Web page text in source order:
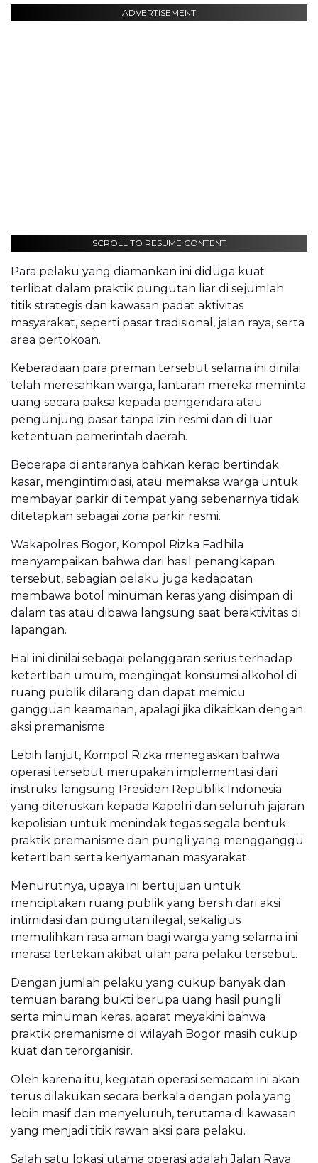
ADVERTISEMENT
SCROLL TO RESUME CONTENT
Para pelaku yang diamankan ini diduga kuat
terlibat dalam praktik pungutan liar di sejumlah
titik strategis dan kawasan padat aktivitas
masyarakat, seperti pasar tradisional, jalan raya, serta
area pertokoan.
Keberadaan para preman tersebut selama ini dinilai
telah meresahkan warga, lantaran mereka meminta
uang secara paksa kepada pengendara atau
pengunjung pasar tanpa izin resmi dan di luar
ketentuan pemerintah daerah.
Beberapa di antaranya bahkan kerap bertindak
kasar, mengintimidasi, atau memaksa warga untuk
membayar parkir di tempat yang sebenarnya tidak
ditetapkan sebagai zona parkir resmi.
Wakapolres Bogor, Kompol Rizka Fadhila
menyampaikan bahwa dari hasil penangkapan
tersebut, sebagian pelaku juga kedapatan
membawa botol minuman keras yang disimpan di
dalam tas atau dibawa langsung saat beraktivitas di
lapangan.
Hal ini dinilai sebagai pelanggaran serius terhadap
ketertiban umum, mengingat konsumsi alkohol di
ruang publik dilarang dan dapat memicu
gangguan keamanan, apalagi jika dikaitkan dengan
aksi premanisme.
Lebih lanjut, Kompol Rizka menegaskan bahwa
operasi tersebut merupakan implementasi dari
instruksi langsung Presiden Republik Indonesia
yang diteruskan kepada Kapolri dan seluruh jajaran
kepolisian untuk menindak tegas segala bentuk
praktik premanisme dan pungli yang mengganggu
ketertiban serta kenyamanan masyarakat.
Menurutnya, upaya ini bertujuan untuk
menciptakan ruang publik yang bersih dari aksi
intimidasi dan pungutan ilegal, sekaligus
memulihkan rasa aman bagi warga yang selama ini
merasa tertekan akibat ulah para pelaku tersebut.
Dengan jumlah pelaku yang cukup banyak dan
temuan barang bukti berupa uang hasil pungli
serta minuman keras, aparat meyakini bahwa
praktik premanisme di wilayah Bogor masih cukup
kuat dan terorganisir.
Oleh karena itu, kegiatan operasi semacam ini akan
terus dilakukan secara berkala dengan pola yang
lebih masif dan menyeluruh, terutama di kawasan
yang menjadi titik rawan aksi para pelaku.
Salah satu lokasi utama operasi adalah Jalan Raya